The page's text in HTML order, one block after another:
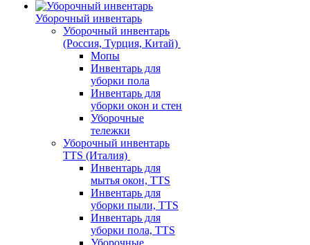
Уборочный инвентарь
Уборочный инвентарь
(Россия, Турция, Китай)
Мопы
Инвентарь для
уборки пола
Инвентарь для
уборки окон и стен
Уборочные
тележки
Уборочный инвентарь
TTS (Италия)
Инвентарь для
мытья окон, TTS
Инвентарь для
уборки пыли, TTS
Инвентарь для
уборки пола, TTS
Уборочные